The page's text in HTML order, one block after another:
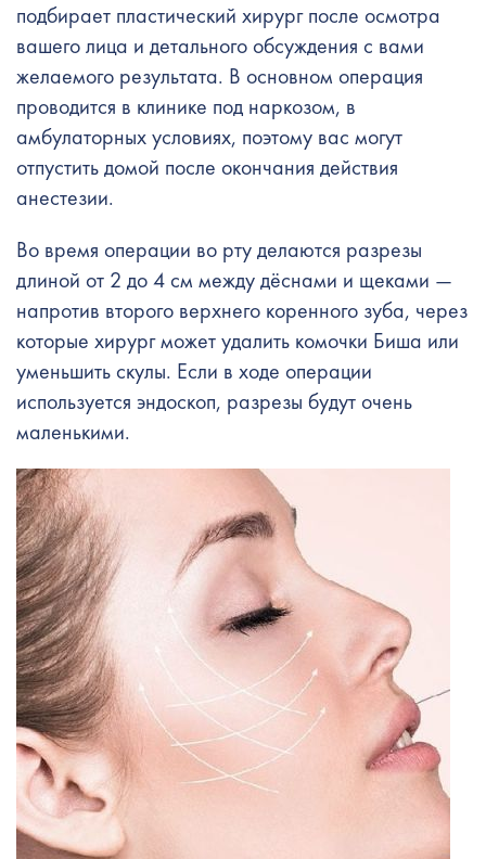
подбирает пластический хирург после осмотра
вашего лица и детального обсуждения с вами
желаемого результата. В основном операция
проводится в клинике под наркозом, в
амбулаторных условиях, поэтому вас могут
отпустить домой после окончания действия
анестезии.
Во время операции во рту делаются разрезы
длиной от 2 до 4 см между дёснами и щеками —
напротив второго верхнего коренного зуба, через
которые хирург может удалить комочки Биша или
уменьшить скулы. Если в ходе операции
используется эндоскоп, разрезы будут очень
маленькими.